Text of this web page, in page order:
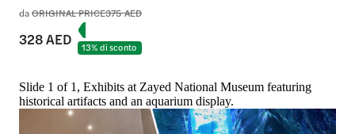
daORIGINAL PRICE375 AED
328 AED 13% di sconto
Slide 1 of 1, Exhibits at Zayed National Museum featuring
historical artifacts and an aquarium display.